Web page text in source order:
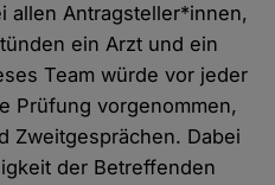
allen Antragsteller*innen,
ein Arzt und ein
Team würde vor jeder
Prüfung vorgenommen,
Zweitgesprächen. Dabei
der Betreffenden